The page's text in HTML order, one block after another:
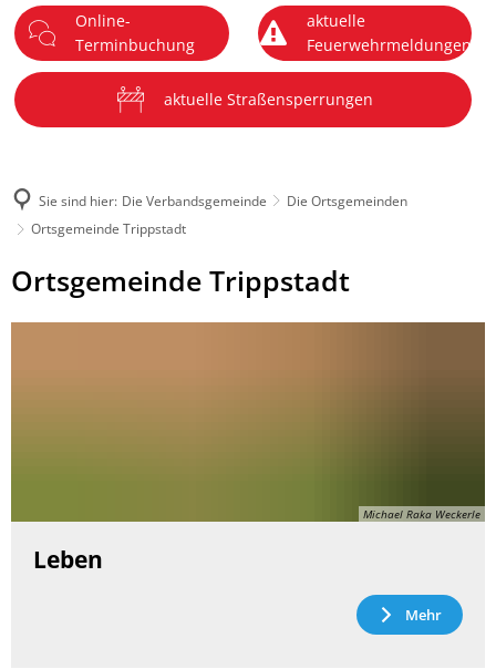
Menü
Online-
Terminbuchung
aktuelle
Feuerwehrmeldungen
aktuelle Straßensperrungen
Sie sind hier: Die Verbandsgemeinde
Die Ortsgemeinden
Ortsgemeinde Trippstadt
Ortsgemeinde
Trippstadt
Ortsgemeinde Trippstadt
Michael Raka Weckerle
Leben
Mehr